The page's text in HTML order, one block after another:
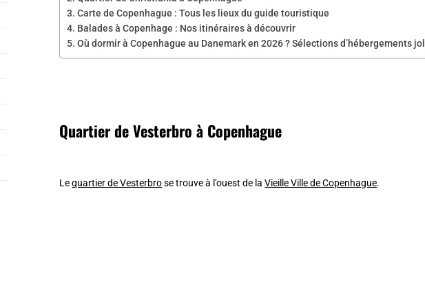
Carte de Copenhague : Tous les lieux du guide touristique
Balades à Copenhage : Nos itinéraires à découvrir
Où dormir à Copenhague au Danemark en 2026 ? Sélections d’hébergements
Quartier de Vesterbro à Copenhague
Lequartier de Vesterbrose trouve à l’ouest de laVieille Ville de Copenhague.